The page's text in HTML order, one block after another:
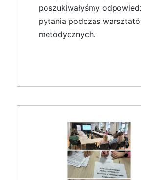
poszukiwałyśmy
pytania podczas
metodycznych.